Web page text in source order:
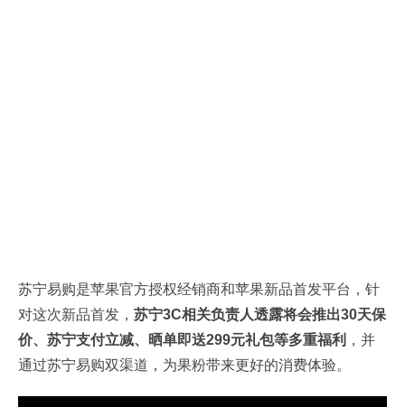
苏宁易购是苹果官方授权经销商和苹果新品首发平台，针
对这次新品首发， 苏宁3C相关负责人透露将会推出30天保
价、苏宁支付立减、晒单即送299元礼包等多重福利 ，并
通过苏宁易购双渠道，为果粉带来更好的消费体验。